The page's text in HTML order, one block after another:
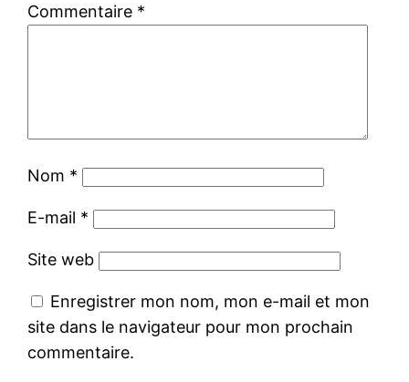
Commentaire *
Nom *
E-mail *
Site web
Enregistrer mon nom, mon e-mail et mon
site dans le navigateur pour mon prochain
commentaire.